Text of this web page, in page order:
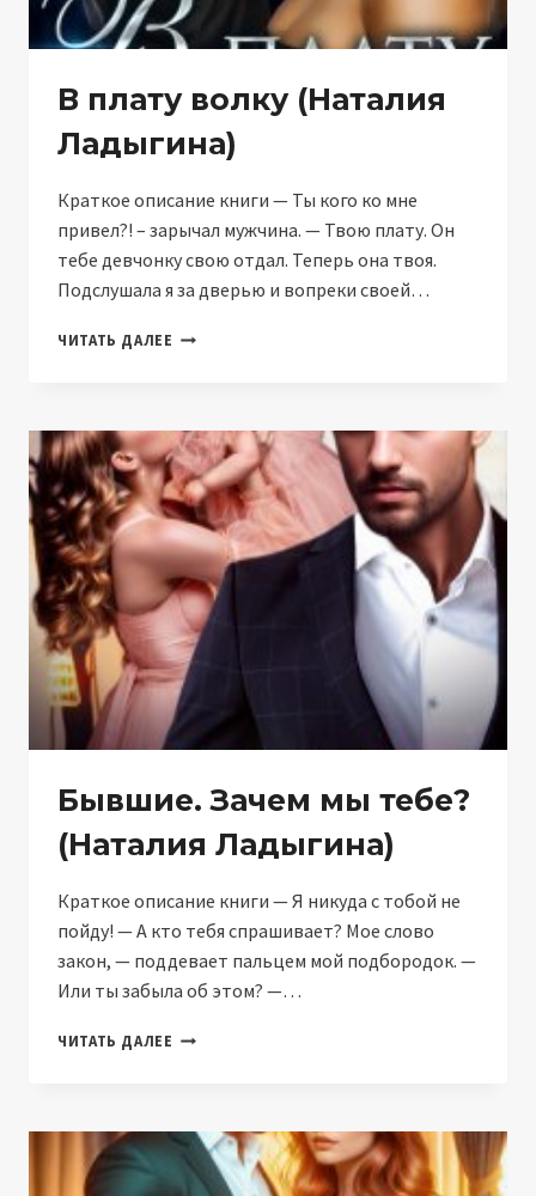
В плату волку (Наталия
Ладыгина)
Краткое описание книги — Ты кого ко мне
привел?! – зарычал мужчина. — Твою плату. Он
тебе девчонку свою отдал. Теперь она твоя.
Подслушала я за дверью и вопреки своей…
ЧИТАТЬ ДАЛЕЕ В
ЛАДЫГИНА)
Бывшие. Зачем мы тебе?
(Наталия Ладыгина)
Краткое описание книги — Я никуда с тобой не
пойду! — А кто тебя спрашивает? Мое слово
закон, — поддевает пальцем мой подбородок. —
Или ты забыла об этом? —…
ЧИТАТЬ ДАЛЕЕ БЫВШИЕ.
(НАТАЛИЯ
ЛАДЫГИНА)